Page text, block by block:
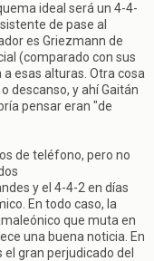
ideal será un 4-4-
de pase al
es Griezmann de
(comparado con sus
esas alturas. Otra cosa
descanso, y ahí Gaitán
pensar eran "de
de teléfono, pero no
y el 4-4-2 en días
En todo caso, la
que muta en
una buena noticia. En
gran perjudicado del